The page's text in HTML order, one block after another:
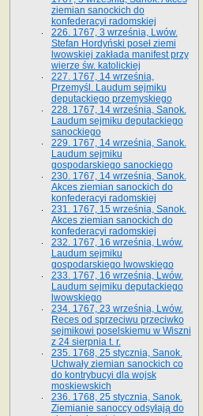
ziemian sanockich do
konfederacyi radomskiej
226. 1767, 3 września, Lwów.
Stefan Hordyński poseł ziemi
lwowskiej zakłada manifest przy
wierze św. ka­tolickiej
227. 1767, 14 września,
Przemyśl. Laudum sejmiku
deputackiego przemyskiego
228. 1767, 14 września, Sanok.
Laudum sejmiku deputackiego
sanockiego
229. 1767, 14 września, Sanok.
Laudum sejmiku
gospodarskiego sanockiego
230. 1767, 14 września, Sanok.
Akces ziemian sanockich do
konfederacyi radomskiej
231. 1767, 15 września, Sanok.
Akces ziemian sanockich do
konfederacyi radomskiej
232. 1767, 16 września, Lwów.
Laudum sejmiku
gospodarskiego lwowskiego
233. 1767, 16 września, Lwów.
Laudum sejmiku deputackiego
lwowskiego
234. 1767, 23 września, Lwów.
Reces od sprzeciwu przeciwko
sejmikowi poselskiemu w Wiszni
z 24 sierpnia t. r.
235. 1768, 25 stycznia, Sanok.
Uchwały ziemian sanockich co
do kontrybucyi dla wojsk
moskiewskich
236. 1768, 25 stycznia, Sanok.
Ziemianie sanoccy odsyłają do